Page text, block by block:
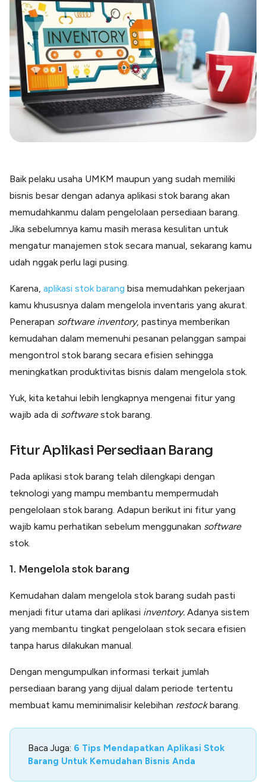
Paper XB
Bayar luar negeri pakai kartu kredit
Kartu Kredit Bisnis
Paper Card
Satu kartu untuk bisnis & personal
Paper Horizon
Kartu korporat expense terlengkap
Kelola Pembayaran Termin Proyek
Health & Beauty
Terima Pembayaran Instan Dan CC
Open API
Integrasi sistem bisnis dengan API
Pencatatan Laporan Keuangan Gratis
Integrasi Accurate
Integrasi Paper dengan Accurate
Blog
Kumpulan tips dan informasi bisnis
Baik pelaku usaha UMKM maupun yang sudah memiliki
bisnis besar dengan adanya aplikasi stok barang akan
memudahkanmu dalam pengelolaan persediaan barang.
Jika sebelumnya kamu masih merasa kesulitan untuk
mengatur manajemen stok secara manual, sekarang kamu
udah nggak perlu lagi pusing.
Karena, aplikasi stok barang bisa memudahkan pekerjaan
kamu khususnya dalam mengelola inventaris yang akurat.
Penerapan software inventory, pastinya memberikan
kemudahan dalam memenuhi pesanan pelanggan sampai
mengontrol stok barang secara efisien sehingga
meningkatkan produktivitas bisnis dalam mengelola stok.
Yuk, kita ketahui lebih lengkapnya mengenai fitur yang
wajib ada di softwarestok barang.
Fitur Aplikasi Persediaan Barang
Pada aplikasi stok barang telah dilengkapi dengan
teknologi yang mampu membantu mempermudah
pengelolaan stok barang. Adapun berikut ini fitur yang
wajib kamu perhatikan sebelum menggunakan software
stok.
1. Mengelola stok barang
Kemudahan dalam mengelola stok barang sudah pasti
menjadi fitur utama dari aplikasi inventory. Adanya sistem
yang membantu tingkat pengelolaan stok secara efisien
tanpa harus dilakukan manual.
Dengan mengumpulkan informasi terkait jumlah
persediaan barang yang dijual dalam periode tertentu
membuat kamu meminimalisir kelebihan restockbarang.
Baca Juga: 6 Tips Mendapatkan Aplikasi Stok
Barang Untuk Kemudahan Bisnis Anda